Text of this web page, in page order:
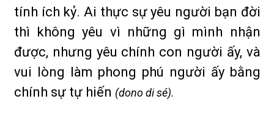
tính ích kỷ. Ai thực sự yêu người bạn đời
thì không yêu vì những gì mình nhận
được, nhưng yêu chính con người ấy, và
vui lòng làm phong phú người ấy bằng
chính sự tự hiến (dono di sé).